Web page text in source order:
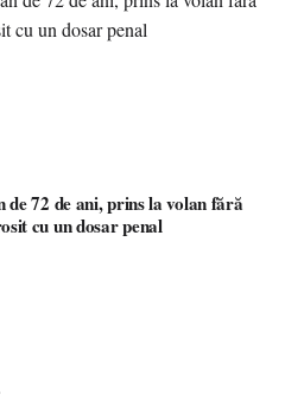
72 de ani, prins la volan fără
cu un dosar penal